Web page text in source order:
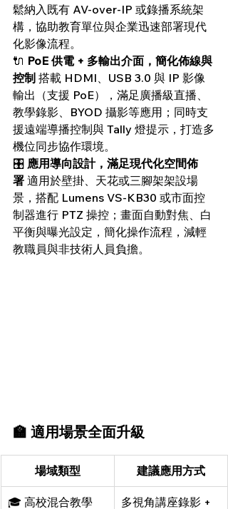
鬆納入既有 AV-over-IP 或錄播系統架
構，協助教育單位與企業迅速部署現代
化影像流程。
🔌 PoE 供電 + 多輸出介面，簡化佈線與
控制 搭載 HDMI、USB 3.0 與 IP 影像
輸出（支援 PoE），滿足廣播級直播、
教學錄影、BYOD 攝影等應用；同時支
援遠端導播控制與 Tally 燈提示，打造多
機位同步協作環境。
🎛️ 應用導向設計，滿足現代化空間佈
署 適用於壁掛、天花或三腳架架設場
景，搭配 Lumens VS-KB30 或市面控
制器進行 PTZ 操控；畫面自動對焦、白
平衡與曝光設定，簡化操作流程，減輕
教職員與非技術人員負擔。
🏫 適用場景全面升級
場域類型 建議應用方式
🎓 高校混合教學 多視角講座錄影 +